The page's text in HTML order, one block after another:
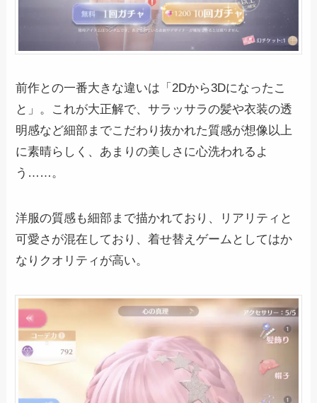
前作との一番大きな違いは「2Dから3Dになったこ
と」。これが大正解で、サラッサラの髪や衣装の透
明感など細部までこだわり抜かれた質感が想像以上
に素晴らしく、あまりの美しさに心洗われるよ
う……。
洋服の質感も細部まで描かれており、リアリティと
可愛さが混在しており、着せ替えゲームとしてはか
なりクオリティが高い。